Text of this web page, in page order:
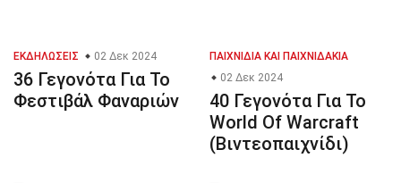
ΕΚΔΗΛΏΣΕΙΣ 02 Δεκ 2024
36 Γεγονότα Για Το
Φεστιβάλ Φαναριών
ΠΑΙΧΝΊΔΙΑ ΚΑΙ ΠΑΙΧΝΙΔΆΚΙΑ
02 Δεκ 2024
40 Γεγονότα Για Το
World Of Warcraft
(Βιντεοπαιχνίδι)